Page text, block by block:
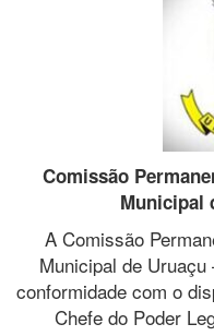
Comissão
Municipal
A Comissão
Municipal de
conformidade com o
Chefe do Poder